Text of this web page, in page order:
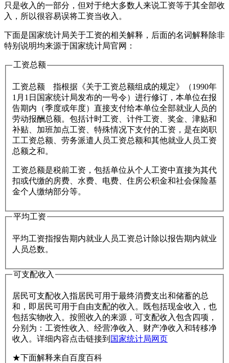
只是收入的一部分，但对于绝大多数人来说工资等于其全部收
入，所以很容易误将工资当收入。
下面是国家统计局关于工资的相关解释，后面的名词解释除非
特别说明均来源于国家统计局官网：
工资总额
工资总额 指根据《关于工资总额组成的规定》（1990年
1月1日国家统计局发布的一号令）进行修订，本单位在报
告期内（季度或年度）直接支付给本单位全部就业人员的
劳动报酬总额。包括计时工资、计件工资、奖金、津贴和
补贴、加班加点工资、特殊情况下支付的工资，是在岗职
工工资总额、劳务派遣人员工资总额和其他就业人员工资
总额之和。
工资总额是税前工资，包括单位从个人工资中直接为其代
扣或代缴的房费、水费、电费、住房公积金和社会保险基
金个人缴纳部分等。
平均工资
平均工资指报告期内就业人员工资总计除以报告期内就业
人员总数。
可支配收入
居民可支配收入指居民可用于最终消费支出和储蓄的总
和，即居民可用于自由支配的收入。既包括现金收入，也
包括实物收入。按照收入的来源，可支配收入包含四项，
分别为：工资性收入、经营净收入、财产净收入和转移净
收入。详细内容点击链接到 国家统计局网页
★下面解释来自百度百科